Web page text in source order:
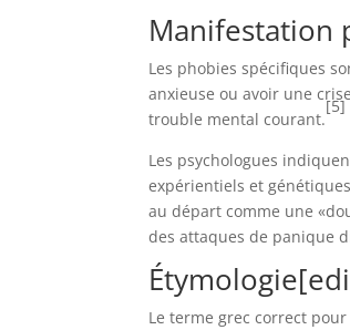
Manifestation
Les phobies spécifiques
anxieuse ou avoir une
trouble mental courant.
[5]
Les psychologues
expérientiels et
au départ comme une
des attaques de panique
Étymologie[
Le terme grec correct